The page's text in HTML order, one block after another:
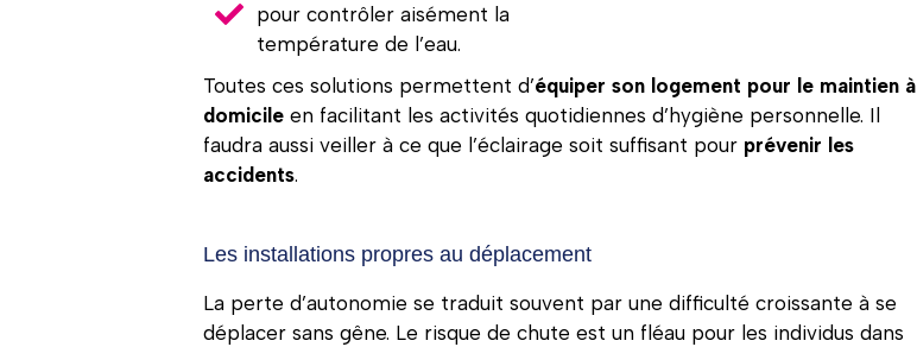
pour contrôler aisément la
température de l’eau.
Toutes ces solutions permettent d’équiper son logement pour le maintien à
domicile en facilitant les activités quotidiennes d’hygiène personnelle. Il
faudra aussi veiller à ce que l’éclairage soit suffisant pour prévenir les
accidents.
Les installations propres au déplacement
La perte d’autonomie se traduit souvent par une difficulté croissante à se
déplacer sans gêne. Le risque de chute est un fléau pour les individus dans